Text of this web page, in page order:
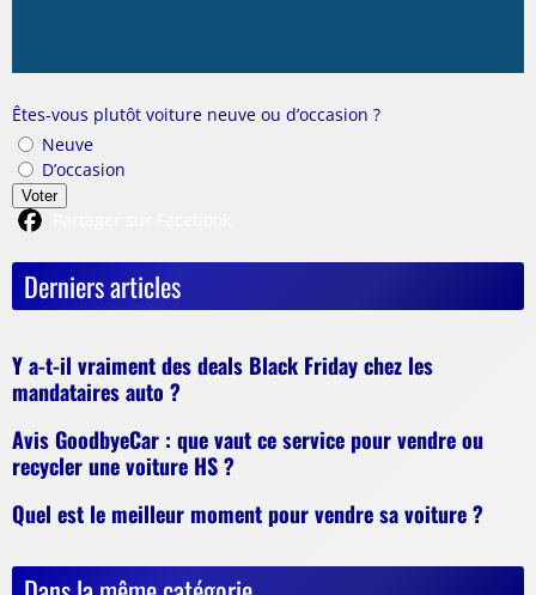
Êtes-vous plutôt voiture neuve ou d’occasion ?
Neuve
D’occasion
Voter
Derniers articles
Y a-t-il vraiment des deals Black Friday chez les
mandataires auto ?
Avis GoodbyeCar : que vaut ce service pour vendre ou
recycler une voiture HS ?
Quel est le meilleur moment pour vendre sa voiture ?